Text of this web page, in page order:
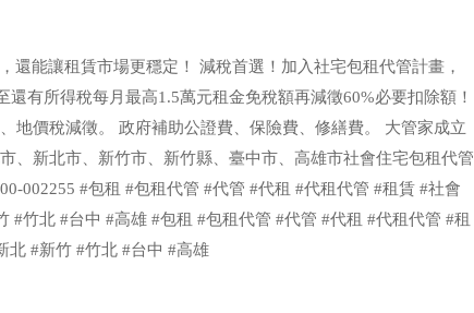
還能讓租賃市場更穩定！ 減稅首選！加入社宅包租代管計畫，
有所得稅每月最高1.5萬元租金免稅額再減徵60%必要扣除額！
地價稅減徵。 政府補助公證費、保險費、修繕費。 大管家成立
、新北市、新竹市、新竹縣、臺中市、高雄市社會住宅包租代管
002255 #包租 #包租代管 #代管 #代租 #代租代管 #租賃 #社會
#竹北 #台中 #高雄 #包租 #包租代管 #代管 #代租 #代租代管 #租
北 #新竹 #竹北 #台中 #高雄